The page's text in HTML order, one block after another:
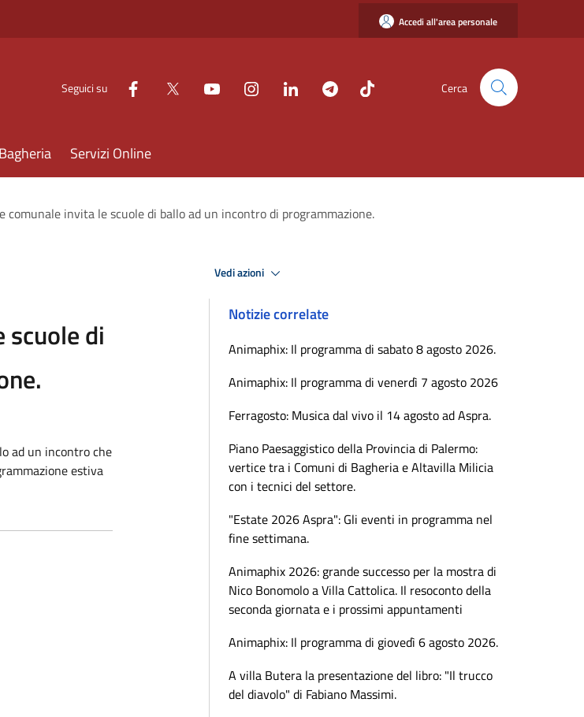
Accedi all'area personale
Seguici su Cerca
Servizi Online
comunale invita le scuole di ballo ad un incontro di programmazione.
di
ad un incontro che
estiva
Vedi azioni
Notizie correlate
Animaphix: Il programma di sabato 8 agosto 2026.
Animaphix: Il programma di venerdì 7 agosto 2026
Ferragosto: Musica dal vivo il 14 agosto ad Aspra.
Piano Paesaggistico della Provincia di Palermo:
vertice tra i Comuni di Bagheria e Altavilla Milicia
con i tecnici del settore.
"Estate 2026 Aspra": Gli eventi in programma nel
fine settimana.
Animaphix 2026: grande successo per la mostra di
Nico Bonomolo a Villa Cattolica. Il resoconto della
seconda giornata e i prossimi appuntamenti
Animaphix: Il programma di giovedì 6 agosto 2026.
A villa Butera la presentazione del libro: "Il trucco
del diavolo" di Fabiano Massimi.